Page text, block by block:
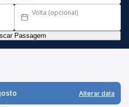
Volta (opcional)
Passagem
Alterar data